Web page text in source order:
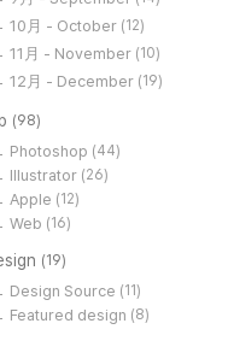
10月 - October (12)
11月 - November (10)
12月 - December (19)
(98)
Photoshop (44)
Illustrator (26)
Apple (12)
Web (16)
(19)
Design Source (11)
Featured design (8)